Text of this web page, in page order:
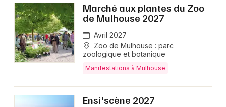
Marché aux plantes du Zoo
de Mulhouse 2027
Avril 2027
Zoo de Mulhouse : parc
zoologique et botanique
Manifestations à Mulhouse
Ensi'scène 2027